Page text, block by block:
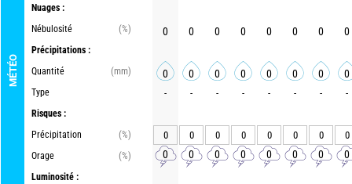
MÉTÉO
Nuages :
Nébulosité
(%)
Précipitations :
Quantité
(mm)
Type
Risques :
Précipitation
(%)
Orage
(%)
Luminosité :
0 0 0 0 0 0 0 0
0 0 0 0 0 0 0 0
- - - - - - - -
0 0 0 0 0 0 0 0
0 0 0 0 0 0 0 0